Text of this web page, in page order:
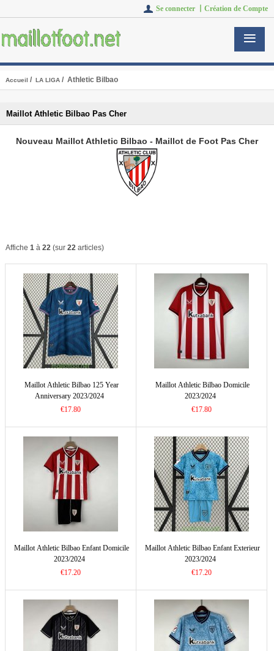
Se connecter 丨 Création de Compte
Accueil / LA LIGA/ Athletic Bilbao
Maillot Athletic Bilbao Pas Cher
Nouveau Maillot Athletic Bilbao - Maillot de Foot Pas Cher
Affiche 1à 22(sur 22articles)
Maillot Athletic Bilbao 125 Year
Anniversary 2023/2024
€17.80
Maillot Athletic Bilbao Domicile
2023/2024
€17.80
Maillot Athletic Bilbao Enfant Domicile
2023/2024
€17.20
Maillot Athletic Bilbao Enfant Exterieur
2023/2024
€17.20